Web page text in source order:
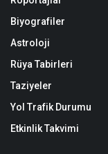
Biyografiler
Astroloji
Rüya Tabirleri
Taziyeler
Yol Trafik Durumu
Etkinlik Takvimi